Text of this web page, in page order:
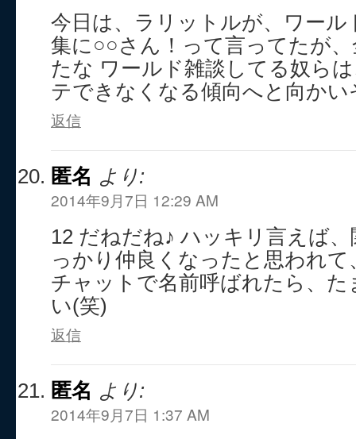
今日は、ラリットルが、ワー
集に○○さん！って言ってたが
たな ワールド雑談してる奴ら
テできなくなる傾向へと向かい
返信
匿名 より:
2014年9月7日 12:29 AM
12 だねだね♪ ハッキリ言えば
っかり仲良くなったと思われ
チャットで名前呼ばれたら、
い(笑)
返信
匿名 より:
2014年9月7日 1:37 AM